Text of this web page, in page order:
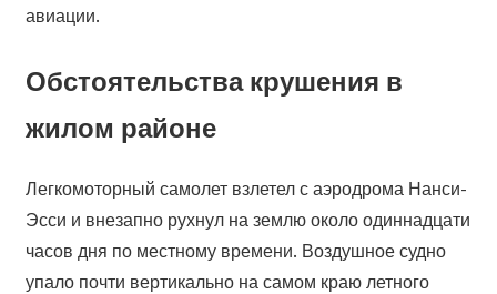
авиации.
Обстоятельства крушения в
жилом районе
Легкомоторный самолет взлетел с аэродрома Нанси-
Эсси и внезапно рухнул на землю около одиннадцати
часов дня по местному времени. Воздушное судно
упало почти вертикально на самом краю летного